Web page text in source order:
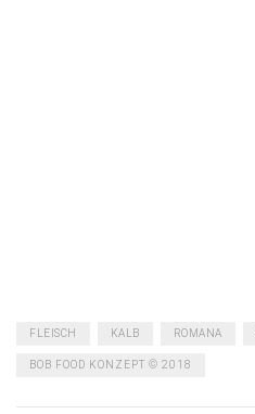
FLEISCH KALB ROMANA
BOB FOOD KONZEPT © 2018